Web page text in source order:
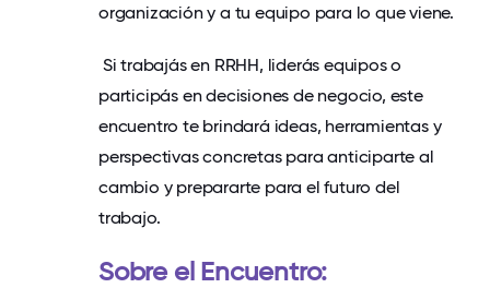
organización y a tu equipo para lo que viene.
Si trabajás en RRHH, liderás equipos o
participás en decisiones de negocio, este
encuentro te brindará ideas, herramientas y
perspectivas concretas para anticiparte al
cambio y prepararte para el futuro del
trabajo.
Sobre el Encuentro: